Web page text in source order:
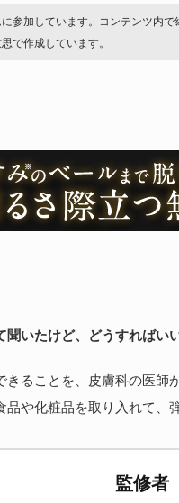
参加しています。コンテンツ内
で作成しています。
聞いたけど、どうすればい
ることを、皮膚科の医師
や化粧品を取り入れて、
監修者